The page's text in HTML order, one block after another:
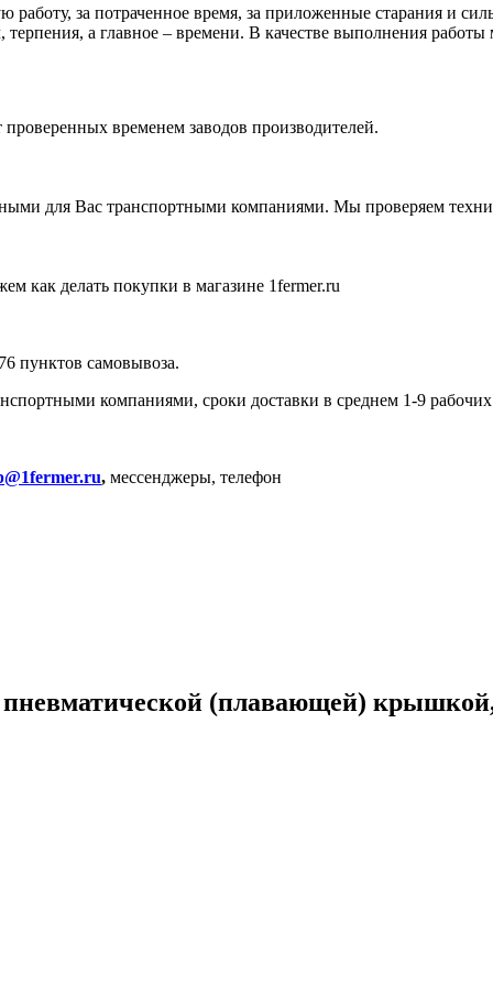
за потраченное время, за приложенные старания и
а главное – времени. В качестве выполнения
временем заводов производителей.
для Вас транспортными компаниями. Мы проверяем
как делать покупки в магазине 1fermer.ru
пунктов самовывоза.
компаниями, сроки доставки в среднем 1-9
, мессенджеры, телефон
(плавающей)